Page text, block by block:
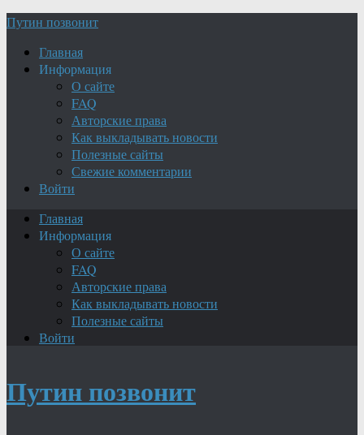
Путин позвонит
Главная
Информация
О сайте
FAQ
Авторские права
Как выкладывать новости
Полезные сайты
Свежие комментарии
Войти
Главная
Информация
О сайте
FAQ
Авторские права
Как выкладывать новости
Полезные сайты
Войти
Путин позвонит